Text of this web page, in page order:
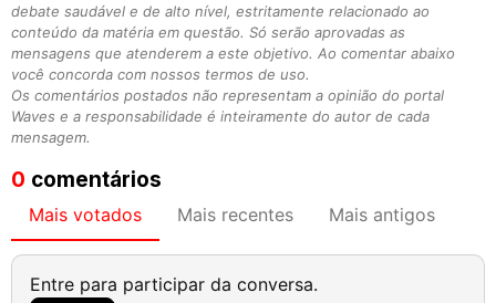
debate saudável e de alto nível, estritamente relacionado ao
conteúdo da matéria em questão. Só serão aprovadas as
mensagens que atenderem a este objetivo. Ao comentar abaixo
você concorda com nossos termos de uso.
Os comentários postados não representam a opinião do portal
Waves e a responsabilidade é inteiramente do autor de cada
mensagem.
0 comentários
Mais votados Mais recentes Mais antigos
Entre para participar da conversa.